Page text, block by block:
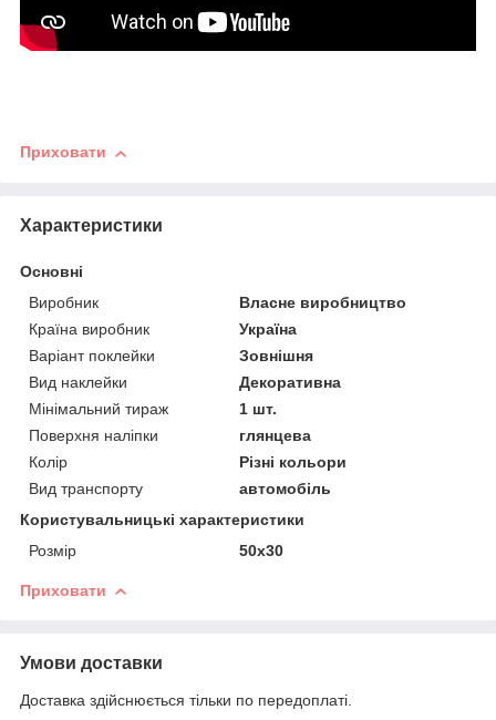
Приховати
Характеристики
Основні
Виробник
Власне виробництво
Країна виробник
Україна
Варіант поклейки
Зовнішня
Вид наклейки
Декоративна
Мінімальний тираж
1 шт.
Поверхня наліпки
глянцева
Колір
Різні кольори
Вид транспорту
автомобіль
Користувальницькі характеристики
Розмір
50х30
Приховати
Умови доставки
Доставка здійснюється тільки по передоплаті.